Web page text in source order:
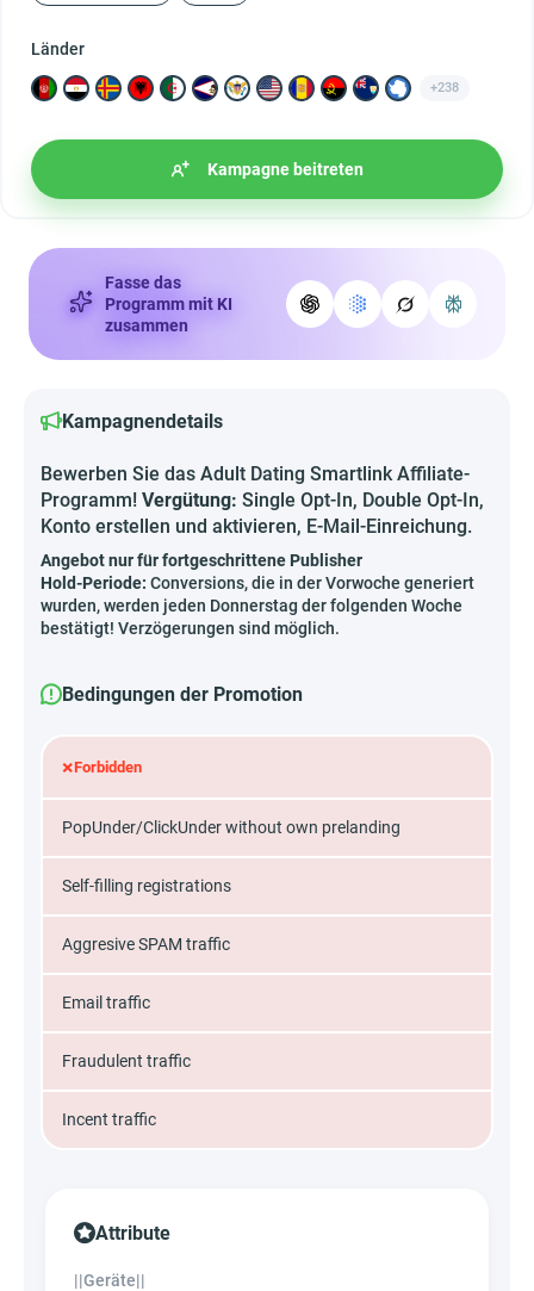
Länder
+238
Kampagne beitreten
Fasse das
Programm mit KI
zusammen
Kampagnendetails
Bewerben Sie das Adult Dating Smartlink Affiliate-
Programm! Vergütung: Single Opt-In, Double Opt-In,
Konto erstellen und aktivieren, E-Mail-Einreichung.
Angebot nur für fortgeschrittene Publisher
Hold-Periode: Conversions, die in der Vorwoche generiert
wurden, werden jeden Donnerstag der folgenden Woche
bestätigt! Verzögerungen sind möglich.
Bedingungen der Promotion
×Forbidden
PopUnder/ClickUnder without own prelanding
Self-filling registrations
Aggresive SPAM traffic
Email traffic
Fraudulent traffic
Incent traffic
Attribute
||Geräte||